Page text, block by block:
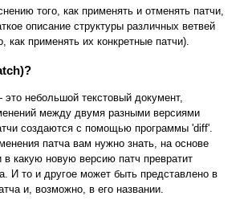
того, как применять и отменять патчи,
описание структуры различных ветвей
как применять их конкретные патчи).
небольшой текстовый документ,
между двумя разными версиями
создаются с помощью программы 'diff'.
патча вам нужно знать, на основе
в какую новую версию патч превратит
И то и другое может быть представлено в
и, возможно, в его названии.